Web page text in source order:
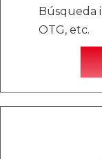
Búsqueda
OTG, etc.